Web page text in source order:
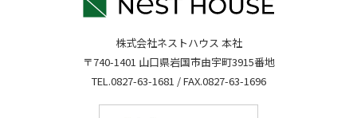
株式会社ネストハウス 本社
〒740-1401 山口県岩国市由宇町3915番地
TEL.0827-63-1681 / FAX.0827-63-1696